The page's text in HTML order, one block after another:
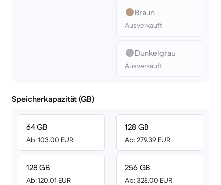
Braun
Ausverkauft
Dunkelgrau
Ausverkauft
Speicherkapazität (GB)
64 GB
Ab: 103.00 EUR
128 GB
Ab: 120.01 EUR
128 GB
Ab: 279.39 EUR
256 GB
Ab: 328.00 EUR